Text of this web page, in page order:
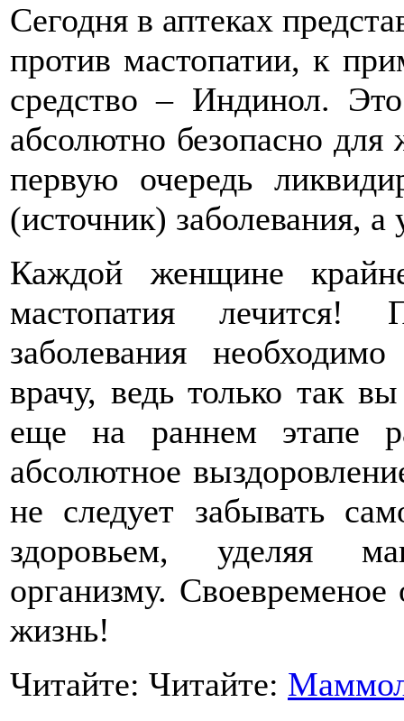
Сегодня в аптеках
против мастопатии, к
средство – Индинол.
абсолютно безопасно
первую очередь
(источник) заболевания,
Каждой женщине
мастопатия
заболевания
врачу, ведь только так
еще на раннем этапе
абсолютное
не следует забывать
здоровьем, уделяя
организму.
жизнь!
Читайте: Читайте: